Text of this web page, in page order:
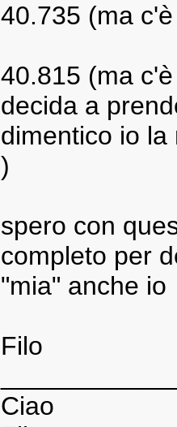
40.735 (ma
40.815 (ma
decida a
dimentico io
)
spero con
completo per
"mia" anche io
Filo
Ciao